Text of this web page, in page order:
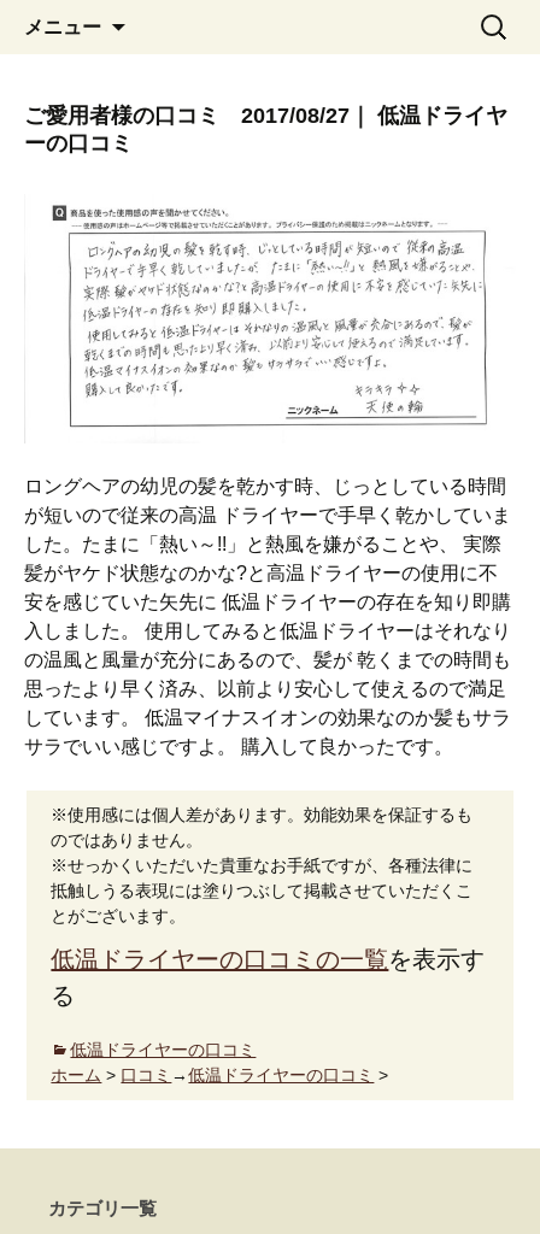
メニュー
ン
ツ
へ
動
検
索:
ご愛用者様の口コミ 2017/08/27｜ 低温ドライヤ
ーの口コミ
ロングヘアの幼児の髪を乾かす時、じっとしている時間
が短いので従来の高温 ドライヤーで手早く乾かしていま
した。たまに「熱い～!!」と熱風を嫌がることや、 実際
髪がヤケド状態なのかな?と高温ドライヤーの使用に不
安を感じていた矢先に 低温ドライヤーの存在を知り即購
入しました。 使用してみると低温ドライヤーはそれなり
の温風と風量が充分にあるので、髪が 乾くまでの時間も
思ったより早く済み、以前より安心して使えるので満足
しています。 低温マイナスイオンの効果なのか髪もサラ
サラでいい感じですよ。 購入して良かったです。
※使用感には個人差があります。効能効果を保証するも
のではありません。
※せっかくいただいた貴重なお手紙ですが、各種法律に
抵触しうる表現には塗りつぶして掲載させていただくこ
とがございます。
低温ドライヤーの口コミの一覧を表示す
る
低温ドライヤーの口コミ
ホーム > 口コミ →低温ドライヤーの口コミ >
カテゴリ一覧